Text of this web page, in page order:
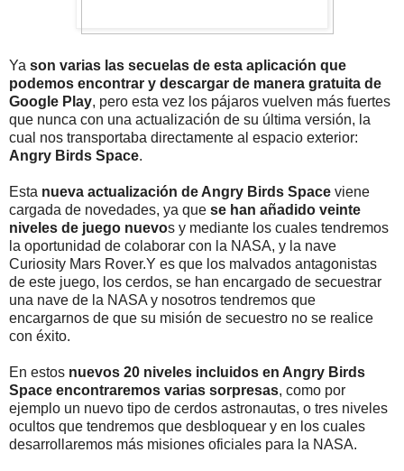
Ya son varias las secuelas de esta aplicación que
podemos encontrar y descargar de manera gratuita de
Google Play, pero esta vez los pájaros vuelven más fuertes
que nunca con una actualización de su última versión, la
cual nos transportaba directamente al espacio exterior:
Angry Birds Space.
Esta nueva actualización de Angry Birds Space viene
cargada de novedades, ya que se han añadido veinte
niveles de juego nuevos y mediante los cuales tendremos
la oportunidad de colaborar con la NASA, y la nave
Curiosity Mars Rover.Y es que los malvados antagonistas
de este juego, los cerdos, se han encargado de secuestrar
una nave de la NASA y nosotros tendremos que
encargarnos de que su misión de secuestro no se realice
con éxito.
En estos nuevos 20 niveles incluidos en Angry Birds
Space encontraremos varias sorpresas, como por
ejemplo un nuevo tipo de cerdos astronautas, o tres niveles
ocultos que tendremos que desbloquear y en los cuales
desarrollaremos más misiones oficiales para la NASA.